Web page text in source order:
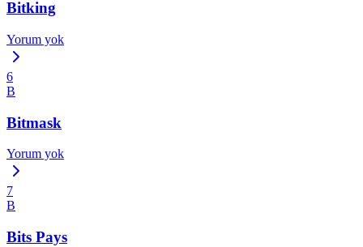
Bitking
Yorum yok
6
B
Bitmask
Yorum yok
7
B
Bits Pays